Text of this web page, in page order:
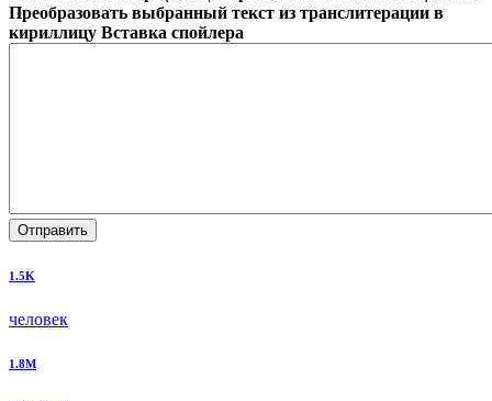
Преобразовать выбранный текст из транслитерации в
кириллицу Вставка спойлера
Отправить
1.5K
человек
1.8M